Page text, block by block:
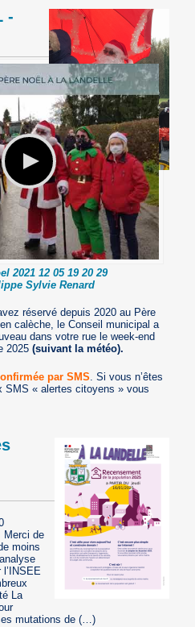
-
2021 12 05 19 20 29
Sylvie Renard
réservé depuis 2020 au Père
calèche, le Conseil municipal a
dans votre rue le week-end
2025(suivant la météo).
par SMS. Si vous n’êtes
SMS « alertes citoyens » vous
Merci de
moins
La
mutations de (…)